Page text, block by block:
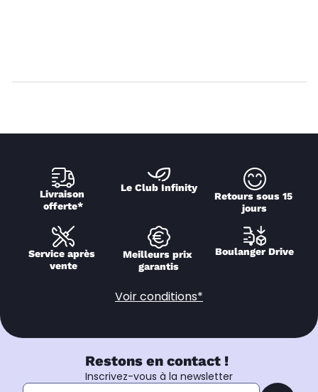
Livraison
offerte*
Le Club Infinity
Retours sous 15
jours
Service après
vente
Meilleurs prix
garantis
Boulanger Drive
Voir conditions*
Restons en contact !
Inscrivez-vous à la newsletter